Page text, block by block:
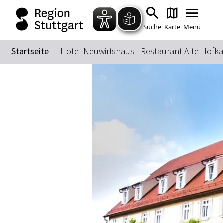
Suche Karte Menü
Startseite Hotel Neuwirtshaus - Restaurant Alte